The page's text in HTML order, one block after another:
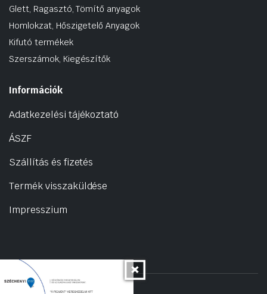
Glett, Ragasztó, Tömítő anyagok
Homlokzat, Hőszigetelő Anyagok
Kifutó termékek
Szerszámok, Kiegészítők
Információk
Adatkezelési tájékoztató
ÁSZF
Szállítás és fizetés
Termék visszaküldése
Impresszium